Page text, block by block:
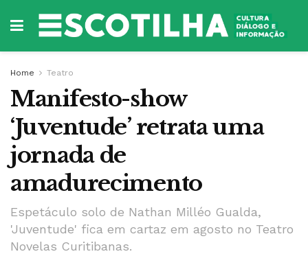
Home Teatro
Manifesto-show
‘Juventude’ retrata uma
jornada de
amadurecimento
Espetáculo solo de Nathan Milléo Gualda,
'Juventude' fica em cartaz em agosto no Teatro
Novelas Curitibanas.